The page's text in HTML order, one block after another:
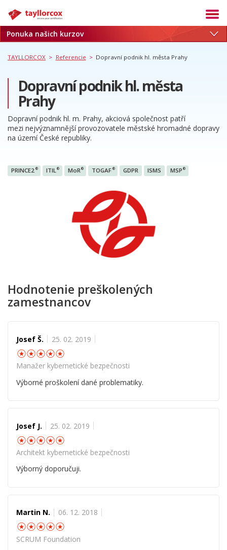
Akadémia
Termíny
Služby
Kariéra
Blog
Ponuka našich kurzov
TAYLLORCOX > Referencie > Dopravní podnik hl. města Prahy
Dopravní podnik hl. města
Prahy
Dopravní podnik hl. m. Prahy, akciová společnost patří
mezi nejvýznamnější provozovatele městské hromadné dopravy
na území České republiky.
PRINCE2 ® ITIL® MoR® TOGAF ® GDPR ISMS MSP ®
Hodnotenie preškolených
zamestnancov
Josef Š. 25. 02. 2019
☆☆☆☆
Manažer kybernetické bezpečnosti
Výborné proškolení dané problematiky.
Josef J. 25. 02. 2019
☆☆☆☆
Architekt kybernetické bezpečnosti
Výborný doporučuji.
Martin N. 06. 12. 2018
☆☆☆☆
SCRUM Foundation